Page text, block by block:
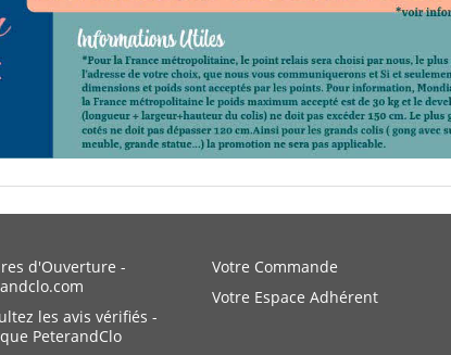
d'Ouverture -
les avis vérifiés -
PeterandClo
Votre Commande
Votre Espace Adhérent